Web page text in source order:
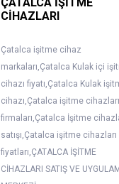
CİHAZLARI
Çatalca işitme cihaz
markaları,Çatalca Kulak içi
cihazı fiyatı,Çatalca Kulak
cihazı,Çatalca işitme cihazları
firmaları,Çatalca İşitme
satışı,Çatalca işitme cihazları
fiyatları,ÇATALCA İŞİTME
CİHAZLARI SATIŞ VE